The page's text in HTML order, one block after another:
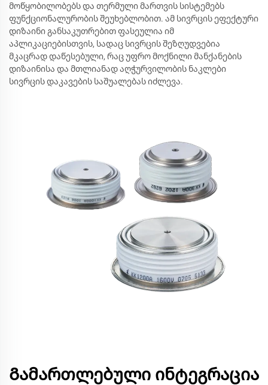
მოწყობილობებს და თერმული მართვის სისტემებს
ფუნქციონალურობის შეუხებლობით. ამ სივრცის ეფექტური
დიზაინი განსაკუთრებით ფასეულია იმ
აპლიკაციებისთვის, სადაც სივრცის შეზღუდვებია
მკაცრად დაწესებული, რაც უფრო მოქნილი მანქანების
დიზაინისა და მთლიანად აღჭურვილობის ნაკლები
სივრცის დაკავების საშუალებას იძლევა.
Გამართლებული ინტეგრაცია